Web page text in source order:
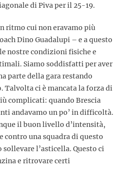
di Piva per il 25-19.
ritmo cui non eravamo più
Dino Guadalupi – e a questo
nostre condizioni fisiche e
Siamo soddisfatti per aver
parte della gara restando
Talvolta ci è mancata la forza di
complicati: quando Brescia
andavamo un po’ in difficoltà.
il buon livello d’intensità,
contro una squadra di questo
l’asticella. Questo ci
e ritrovare certi